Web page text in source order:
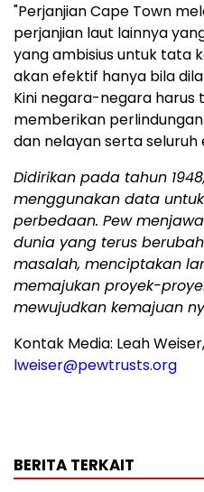
"Perjanjian Cape Town
perjanjian laut lainnya
yang ambisius untuk tata
akan efektif hanya bila
Kini negara-negara harus
memberikan
dan nelayan serta seluruh
Didirikan pada tahun
menggunakan data
perbedaan. Pew
dunia yang terus
masalah, menciptakan
memajukan proyek-
mewujudkan kemajuan
Kontak Media: Leah
lweiser@pewtrusts.org
BERITA TERKAIT